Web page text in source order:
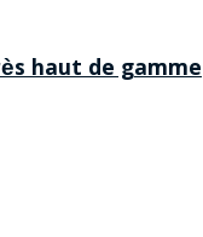
haut de gamme